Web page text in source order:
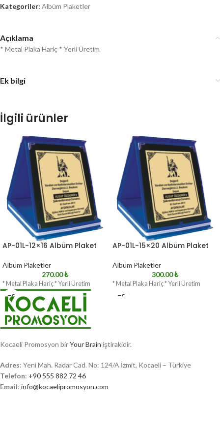
Kategoriler: Albüm Plaketler
Açıklama
* Metal Plaka Hariç * Yerli Üretim
Ek bilgi
İlgili ürünler
AP-01L-12×16 Albüm Plaket
Albüm Plaketler
270.00₺
* Metal Plaka Hariç * Yerli Üretim
AP-01L-15×20 Albüm Plaket
Albüm Plaketler
300.00₺
* Metal Plaka Hariç * Yerli Üretim
Kocaeli Promosyon birYour Brain iştirakidir.
Adres: Yeni Mah. Radar Cad. No: 124/A İzmit, Kocaeli – Türkiye
Telefon: +90 555 882 72 46
Email: info@kocaelipromosyon.com